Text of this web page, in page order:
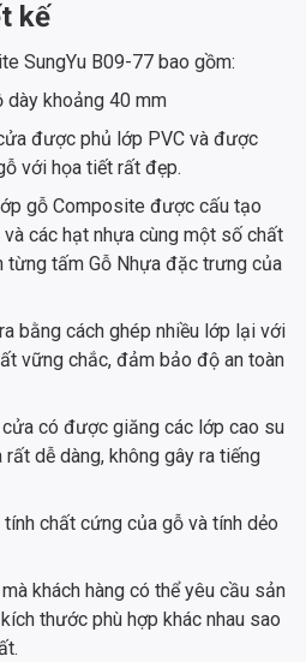
kế
SungYu B09-77 bao gồm:
dày khoảng 40 mm
được phủ lớp PVC và được
với họa tiết rất đẹp.
gỗ Composite được cấu tạo
các hạt nhựa cùng một số chất
từng tấm Gỗ Nhựa đặc trưng của
bằng cách ghép nhiều lớp lại với
vững chắc, đảm bảo độ an toàn
có được giăng các lớp cao su
dễ dàng, không gây ra tiếng
chất cứng của gỗ và tính dẻo
khách hàng có thể yêu cầu sản
thước phù hợp khác nhau sao